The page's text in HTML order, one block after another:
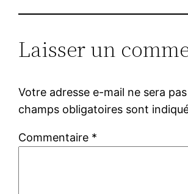
Laisser un
Votre adresse e-mail ne sera
champs obligatoires sont
Commentaire *